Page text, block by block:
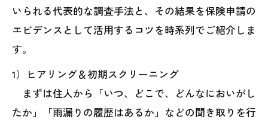
いられる代表的な調査手法と、その結果を保険申請の
エビデンスとして活用するコツを時系列でご紹介しま
す。
1）ヒアリング＆初期スクリーニング
まずは住人から「いつ、どこで、どんなにおいがし
たか」「雨漏りの履歴はあるか」などの聞き取りを行